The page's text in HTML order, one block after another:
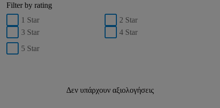
Filter by rating
1 Star
2 Star
3 Star
4 Star
5 Star
Δεν υπάρχουν αξιολογήσεις